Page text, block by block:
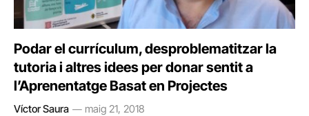
Podar el currículum, desproblematitzar la
tutoria i altres idees per donar sentit a
l’Aprenentatge Basat en Projectes
Víctor Saura maig 21, 2018